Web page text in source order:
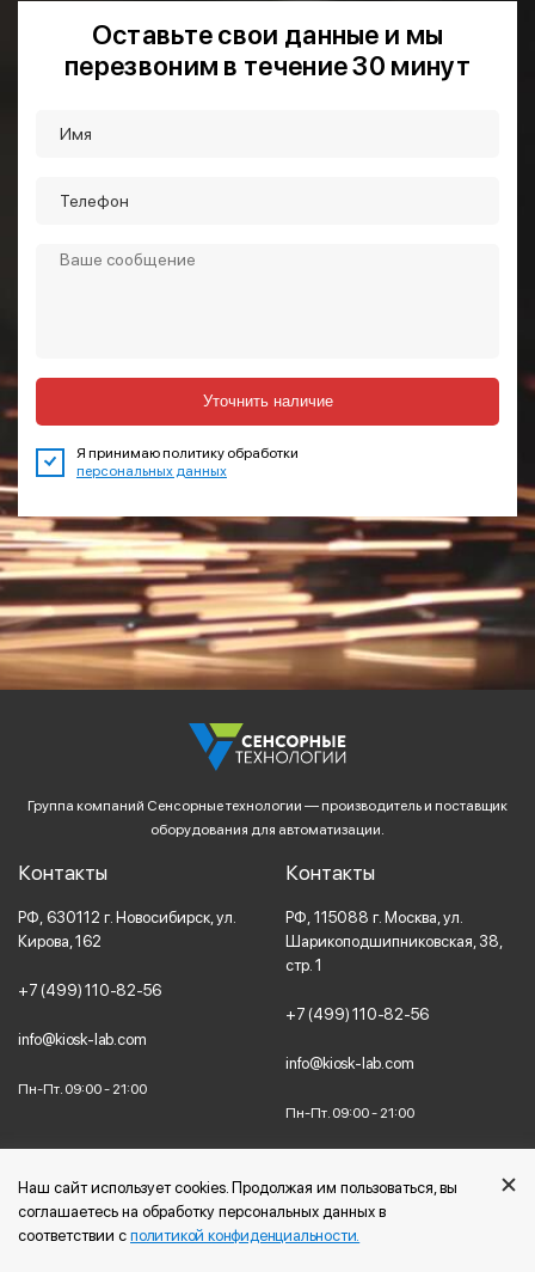
Оставьте свои данные и мы
перезвоним в течение 30 минут
Уточнить наличие
Я принимаю политику обработки
персональных данных
Группа компаний Сенсорные технологии — производитель и поставщик
оборудования для автоматизации.
Контакты
РФ, 630112 г. Новосибирск, ул.
Кирова, 162
+7 (499) 110-82-56
info@kiosk-lab.com
Пн-Пт. 09:00 - 21:00
Контакты
РФ, 115088 г. Москва, ул.
Шарикоподшипниковская, 38,
стр. 1
+7 (499) 110-82-56
info@kiosk-lab.com
Пн-Пт. 09:00 - 21:00
©2006 — 2026 Сенсорные технологии | Копирование любого
контента с сайта запрещено
Наш сайт использует cookies. Продолжая им пользоваться, вы
соглашаетесь на обработку персональных данных в
соответствии сполитикой конфиденциальности.